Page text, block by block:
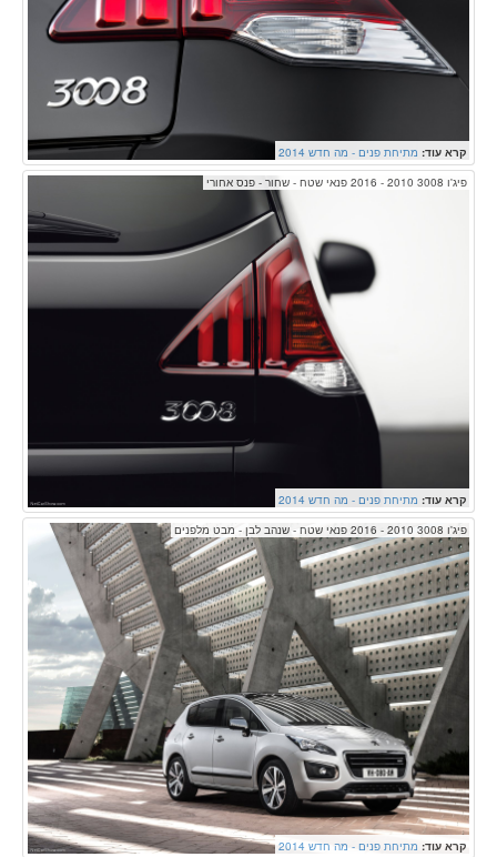
קרא עוד: מתיחת פנים - מה חדש 2014
פיג'ו 3008 2010 - 2016 פנאי שטח - שחור - פנס אחורי
קרא עוד: מתיחת פנים - מה חדש 2014
פיג'ו 3008 2010 - 2016 פנאי שטח - שנהב לבן - מבט מלפנים
קרא עוד: מתיחת פנים - מה חדש 2014